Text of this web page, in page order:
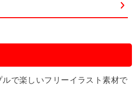
で楽しいフリーイラスト素材で